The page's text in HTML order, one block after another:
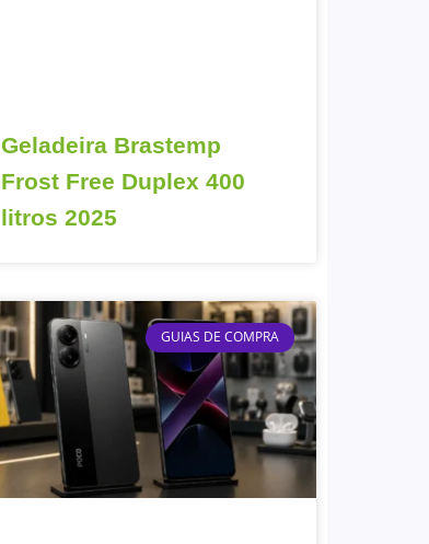
Geladeira Brastemp
Frost Free Duplex 400
litros 2025
GUIAS DE COMPRA